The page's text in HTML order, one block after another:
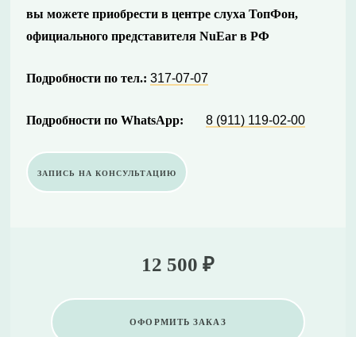
вы можете приобрести в центре слуха ТопФон,
официального представителя NuEar в РФ
Подробности по тел.: 317-07-07
Подробности по WhatsApp: 8 (911) 119-02-00
ЗАПИСЬ НА КОНСУЛЬТАЦИЮ
12 500 ₽
ОФОРМИТЬ ЗАКАЗ